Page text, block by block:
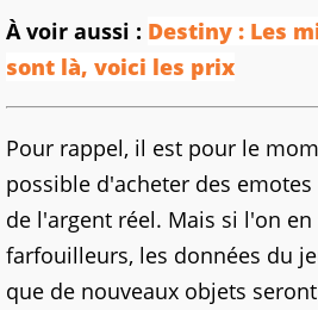
À voir aussi : Destiny : Les
sont là, voici les prix
Pour rappel, il est pour le
possible d'acheter des
de l'argent réel. Mais si l'on
farfouilleurs, les données du
que de nouveaux objets